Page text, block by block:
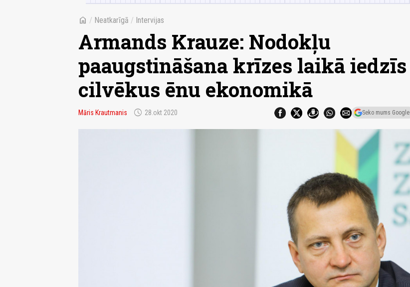
home / Neatkarīgā / Intervijas
Armands Krauze: Nodokļu
paaugstināšana krīzes laikā iedzīs
cilvēkus ēnu ekonomikā
Māris Krautmanis schedule 28.okt 2020 Seko mums Google